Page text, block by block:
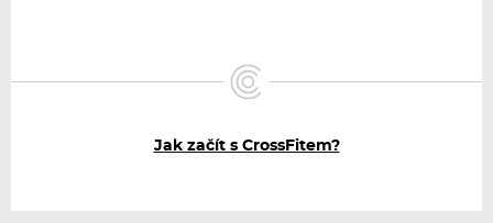
Jak začít s CrossFitem?